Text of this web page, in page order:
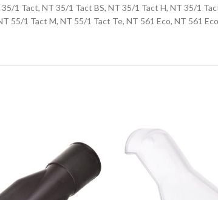
1 Tact, NT 35/1 Tact BS, NT 35/1 Tact H, NT 35/1
1 Tact M, NT 55/1 Tact Te, NT 561 Eco, NT 561 Eco